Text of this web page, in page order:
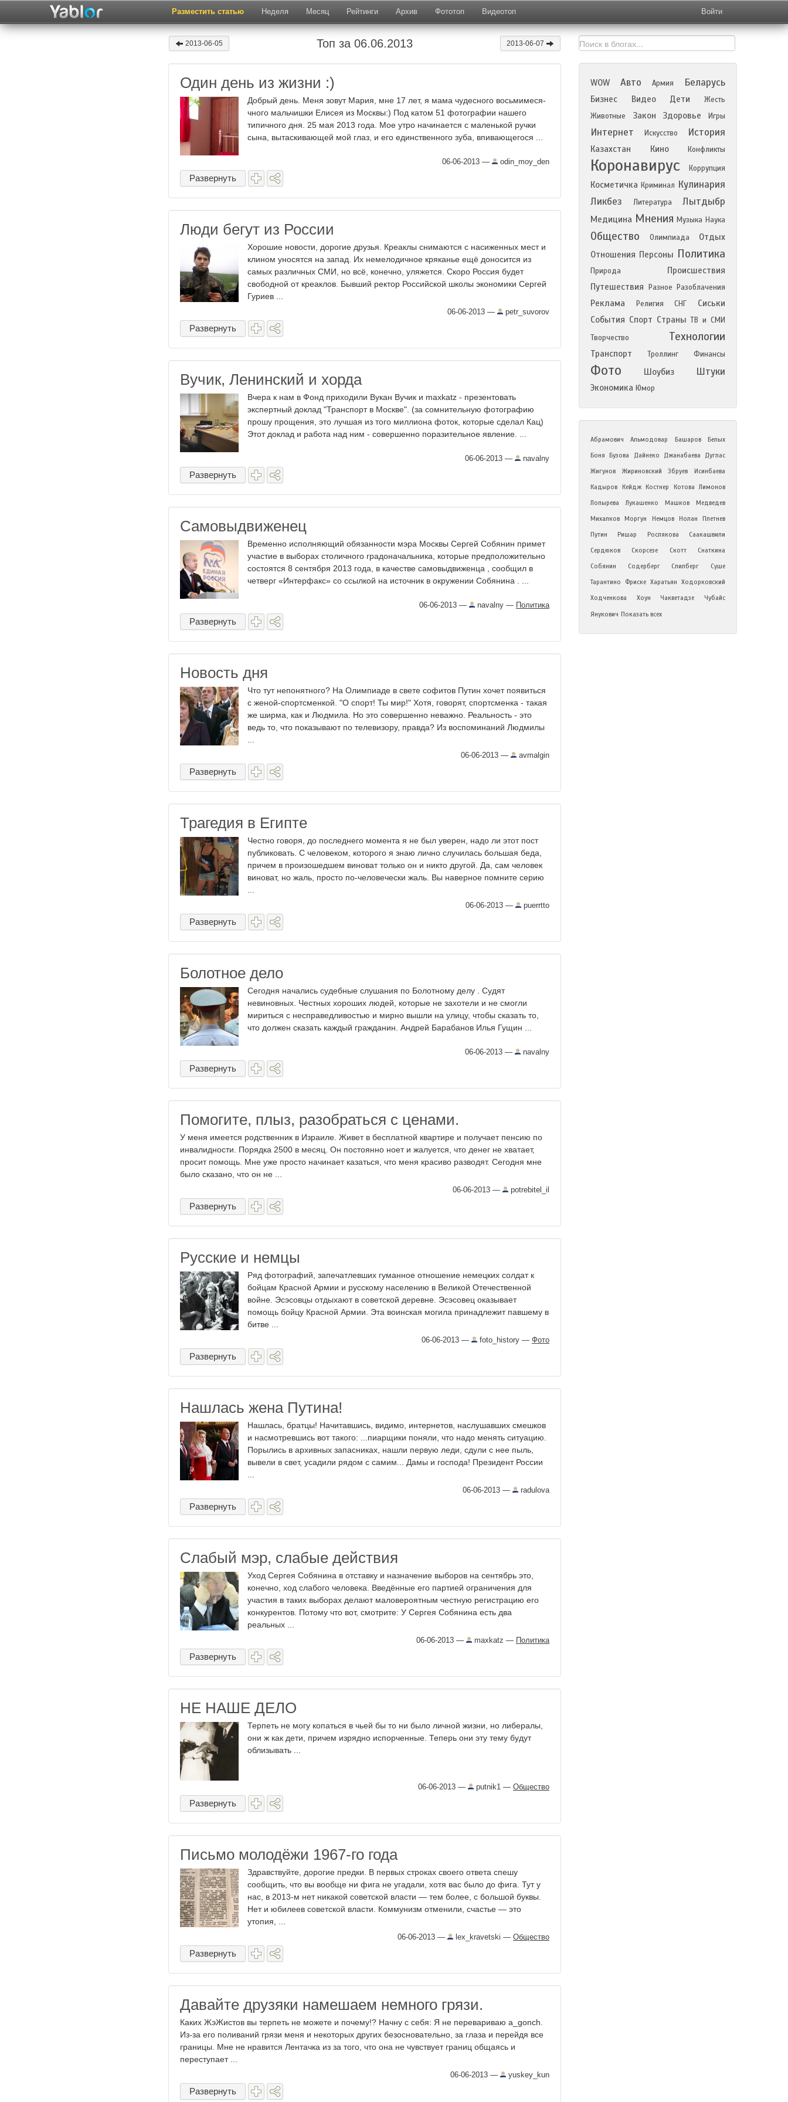
Разместить статью Неделя Месяц Рейтинги Архив Фототоп Видеотоп Войти
2013-06-05 Топ за 06.06.2013 2013-06-07
Один день из жизни :)
Добрый день. Меня зовут Мария, мне 17 лет, я мама чудесного восьмимеся­
чного мальчишки Елисея из Москвы:) Под катом 51 фотографии­ нашего
типичного дня. 25 мая 2013 года. Мое утро начинается с маленькой ручки
сына, вытаскивающей мой глаз, и его единственного зуба, впивающегося ...
06-06-2013 — odin_moy_den
Развернуть
Люди бегут из России
Хорошие новости, дорогие друзья. Креаклы снимаются с насиженных мест и
клином уносятся на запад. Их немелодичное кряканье ещё доносится из
самых различных СМИ, но всё, конечно, уляжется. Скоро Россия будет
свободной от креаклов. Бывший ректор Российской школы экономики Сергей
Гуриев ...
06-06-2013 — petr_suvorov
Развернуть
Вучик, Ленинский и хорда
Вчера к нам в Фонд приходили Вукан Вучик и maxkatz - презентовать
экспертный доклад "Транспорт в Москве". (за сомнительную фотографию
прошу прощения, это лучшая из того миллиона фоток, которые сделал Кац)
Этот доклад и работа над ним - совершенно поразительное явление. ...
06-06-2013 — navalny
Развернуть
Самовыдвиженец
Временно исполняющий обязанности мэра Москвы Сергей Собянин примет
участие в выборах столичного градоначальника, которые предположительно
состоятся 8 сентября 2013 года, в качестве самовыдвиженца , сообщил в
четверг «Интерфакс» со ссылкой на источник в окружении Собянина . ...
06-06-2013 — navalny — Политика
Развернуть
Новость дня
Что тут непонятного? На Олимпиаде в свете софитов Путин хочет появиться
с женой-спортсменкой. "О спорт! Ты мир!" Хотя, говорят, спортсменка - такая
же ширма, как и Людмила. Но это совершенно неважно. Реальность - это
ведь то, что показывают по телевизору, правда? Из воспоминаний Людмилы
06-06-2013 — avmalgin
Развернуть
Трагедия в Египте
Честно говоря, до последнего момента я не был уверен, надо ли этот пост
публиковать. С человеком, которого я знаю лично случилась большая беда,
причем в произошедшем виноват только он и никто другой. Да, сам человек
виноват, но жаль, просто по-человечески жаль. Вы наверное помните серию
06-06-2013 — puerrtto
Развернуть
Болотное дело
Сегодня начались судебные слушания по Болотному делу . Судят
невиновных. Честных хороших людей, которые не захотели и не смогли
мириться с несправедливостью и мирно вышли на улицу, чтобы сказать то,
что должен сказать каждый гражданин. Андрей Барабанов Илья Гущин ...
06-06-2013 — navalny
Развернуть
Помогите, плыз, разобраться с ценами.
У меня имеется родственник в Израиле. Живет в бесплатной квартире и получает пенсию по
инвалидности. Порядка 2500 в месяц. Он постоянно ноет и жалуется, что денег не хватает,
просит помощь. Мне уже просто начинает казаться, что меня красиво разводят. Сегодня мне
было сказано, что он не ...
06-06-2013 — potrebitel_il
Развернуть
Русские и немцы
Ряд фотографий, запечатлевших гуманное отношение немецких солдат к
бойцам Красной Армии и русскому населению в Великой Отечественной
войне. Эсэсовцы отдыхают в советской деревне. Эсэсовец оказывает
помощь бойцу Красной Армии. Эта воинская могила принадлежит павшему в
битве ...
06-06-2013 — foto_history — Фото
Развернуть
Нашлась жена Путина!
Нашлась, братцы! Начитавшись, видимо, интернетов, наслушавших смешков
и насмотревшись вот такого: ...пиарщики поняли, что надо менять ситуацию.
Порылись в архивных запасниках, нашли первую леди, сдули с нее пыль,
вывели в свет, усадили рядом с самим... Дамы и господа! Президент России
06-06-2013 — radulova
Развернуть
Слабый мэр, слабые действия
Уход Сергея Собянина в отставку и назначение выборов на сентябрь это,
конечно, ход слабого человека. Введённые его партией ограничения для
участия в таких выборах делают маловероятным честную регистрацию его
конкурентов. Потому что вот, смотрите: У Сергея Собянина есть два
реальных ...
06-06-2013 — maxkatz — Политика
Развернуть
НЕ НАШЕ ДЕЛО
Терпеть не могу копаться в чьей бы то ни было личной жизни, но либералы,
они ж как дети, причем изрядно испорченные. Теперь они эту тему будут
облизывать ...
06-06-2013 — putnik1 — Общество
Развернуть
Письмо молодёжи 1967-го года
Здравствуйте, дорогие предки. В первых строках своего ответа спешу
сообщить, что вы вообще ни фига не угадали, хотя вас было до фига. Тут у
нас, в 2013-м нет никакой советской власти — тем более, с большой буквы.
Нет и юбилеев советской власти. Коммунизм отменили, счастье — это
утопия, ...
06-06-2013 — lex_kravetski — Общество
Развернуть
Давайте друзяки намешаем немного грязи.
Каких ЖэЖистов вы терпеть не можете и почему!? Начну с себя: Я не перевариваю a_gonch.
Из-за его поливаний грязи меня и некоторых других безосновательно, за глаза и перейдя все
границы. Мне не нравится Лентачка из за того, что она не чувствует границ общаясь и
переступает ...
06-06-2013 — yuskey_kun
Развернуть
WOW Авто Армия Беларусь
Бизнес Видео Дети
Жесть
Животные
Закон Здоровье Игры
Интернет Искусство История
Казахстан Кино Конфликты
Коронавирус Коррупция
Косметичка Криминал Кулинария
Ликбез
Литература Лытдыбр
Медицина Мнения Музыка Наука
Общество Олимпиада
Отдых
Отношения Персоны Политика
Природа
Происшествия
Путешествия
Разное Разоблачения
Реклама Религия СНГ
Сиськи
События Спорт Страны ТВ и СМИ
Творчество
Технологии
Транспорт Троллинг Финансы
Фото Шоубиз Штуки
Экономика Юмор
Абрамович Альмодовар Башаров
Белых
Боня
Бузова Дайнеко Джанабаева
Дуглас
Жигунов
Жириновский Збруев
Исинбаева
Кадыров
Кейдж Костнер Котова Лимонов
Лопырева
Лукашенко Машков
Медведев
Михалков
Моргун Немцов Нолан
Плетнев
Путин
Ришар Рослякова
Саакашвили
Сердюков
Скорсезе Скотт
Снаткина
Собянин
Содерберг Спилберг
Суше
Тарантино
Фриске Харатьян Ходорковский
Ходченкова
Хоун Чакветадзе
Чубайс
Янукович Показать всех